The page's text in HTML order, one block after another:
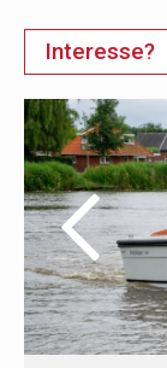
Interesse?